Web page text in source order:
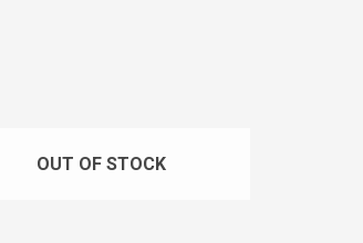
OUT OF STOCK